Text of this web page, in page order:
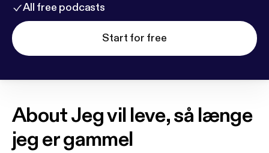
All free podcasts
Start for free
AboutJeg vil leve, så længe
jeg er gammel